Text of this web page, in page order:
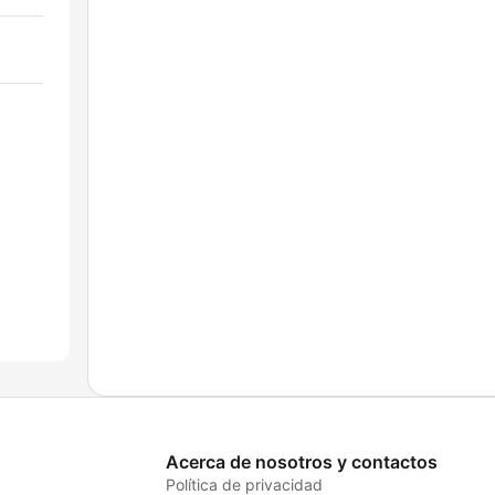
Acerca de nosotros y contactos
Política de privacidad